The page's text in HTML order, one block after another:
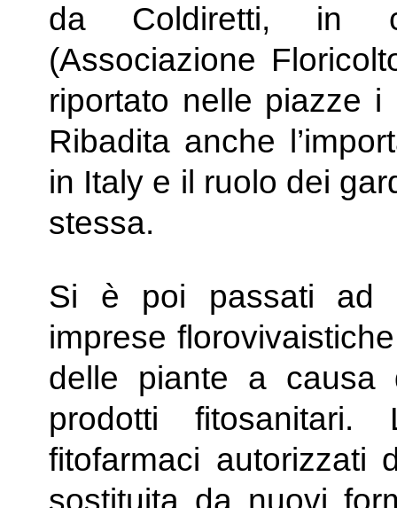
da Coldiretti, in
(Associazione
riportato nelle piazze i
Ribadita anche
in Italy e il ruolo dei
stessa.
Si è poi passati ad
imprese
delle piante a causa
prodotti
fitofarmaci autorizzati
sostituita da nuovi